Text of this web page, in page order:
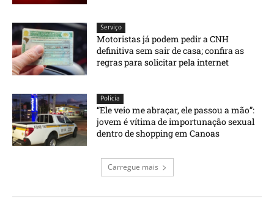
Serviço
Motoristas já podem pedir a CNH
definitiva sem sair de casa; confira as
regras para solicitar pela internet
Polícia
“Ele veio me abraçar, ele passou a mão”:
jovem é vítima de importunação sexual
dentro de shopping em Canoas
Carregue mais